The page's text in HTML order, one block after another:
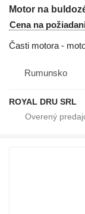
Motor na
Cena na
Časti motora -
Rumunsko
ROYAL DRU SRL